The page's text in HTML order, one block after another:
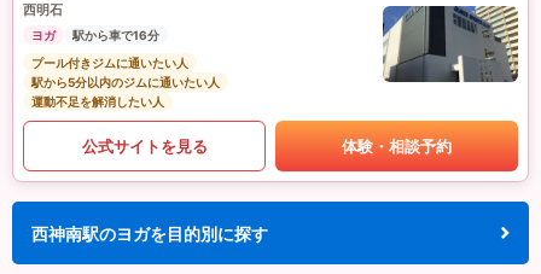
西明石
ヨガ
駅から車で16分
プール付きジムに通いたい人
駅から5分以内のジムに通いたい人
運動不足を解消したい人
公式サイトを見る 体験・相談予約
西神南駅のヨガを目的別に探す